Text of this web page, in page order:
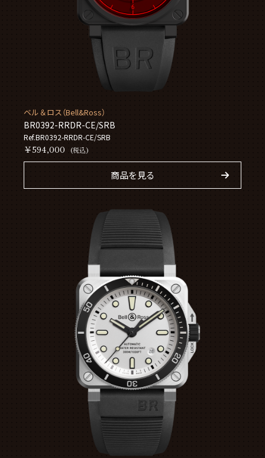
ベル＆ロス（Bell&Ross）
BR0392-RRDR-CE/SRB
Ref.BR0392-RRDR-CE/SRB
￥594,000 (税込)
商品を見る